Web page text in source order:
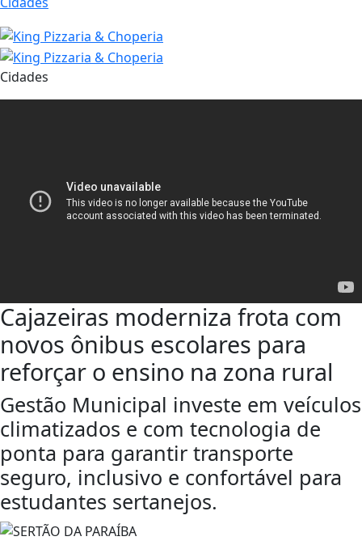
Cidades
Cajazeiras moderniza frota com
novos ônibus escolares para
reforçar o ensino na zona rural
Gestão Municipal investe em veículos
climatizados e com tecnologia de
ponta para garantir transporte
seguro, inclusivo e confortável para
estudantes sertanejos.